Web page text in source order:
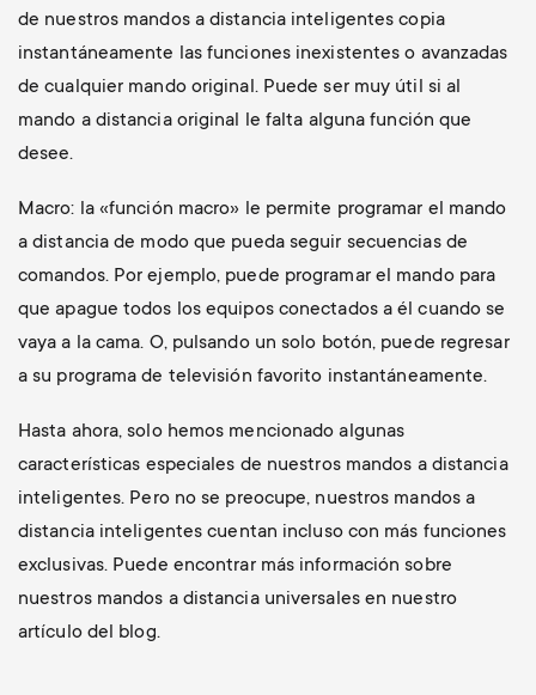
de nuestros mandos a distancia inteligentes copia
instantáneamente las funciones inexistentes o avanzadas
de cualquier mando original. Puede ser muy útil si al
mando a distancia original le falta alguna función que
desee.
Macro: la «función macro» le permite programar el mando
a distancia de modo que pueda seguir secuencias de
comandos. Por ejemplo, puede programar el mando para
que apague todos los equipos conectados a él cuando se
vaya a la cama. O, pulsando un solo botón, puede regresar
a su programa de televisión favorito instantáneamente.
Hasta ahora, solo hemos mencionado algunas
características especiales de nuestros mandos a distancia
inteligentes. Pero no se preocupe, nuestros mandos a
distancia inteligentes cuentan incluso con más funciones
exclusivas. Puede encontrar más información sobre
nuestros mandos a distancia universales en nuestro
artículo del blog.